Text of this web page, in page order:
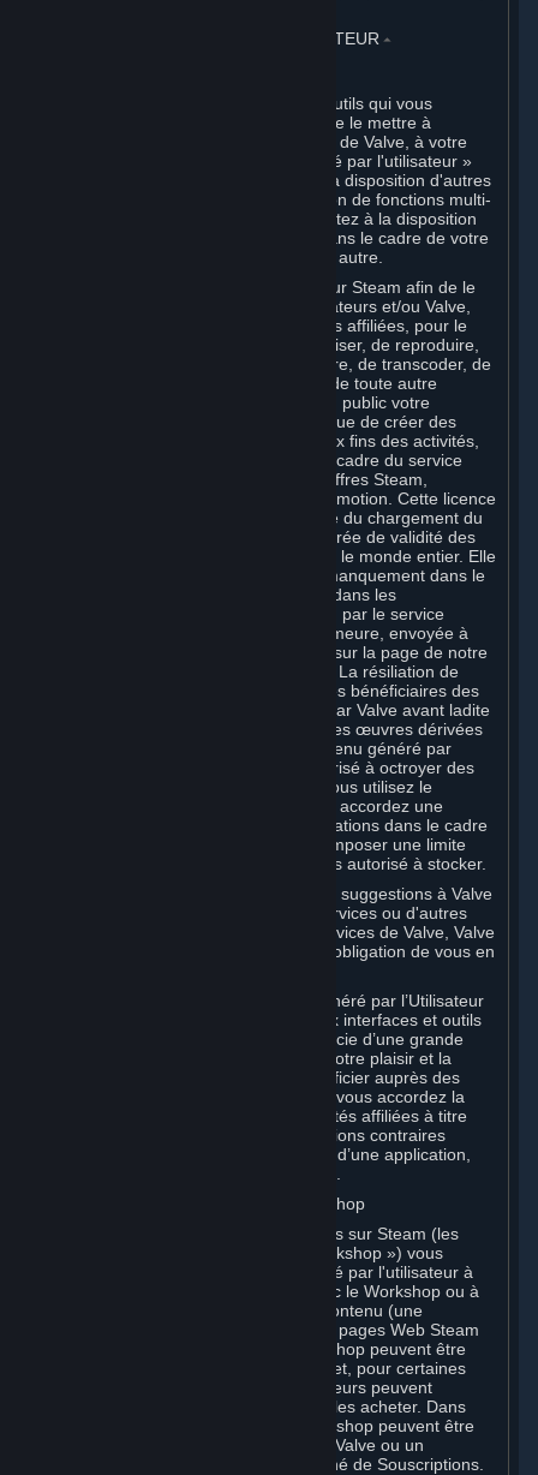
6. CONTENU GÉNÉRÉ PAR L'UTILISATEUR ⏶
Steam propose des interfaces et des outils qui vous
permettent de générer du contenu et de le mettre à
disposition des autres utilisateurs et/ou de Valve, à votre
entière discrétion. Le « Contenu généré par l'utilisateur »
signifie le contenu que vous mettez à la disposition d'autres
joueurs dans le cadre de votre utilisation de fonctions multi-
utilisateurs de Steam, ou que vous mettez à la disposition
de Valve ou de ses sociétés affiliées dans le cadre de votre
utilisation des Contenus et Services ou autre.
Lorsque vous chargez votre contenu sur Steam afin de le
rendre disponible pour les autres utilisateurs et/ou Valve,
vous accordez à Valve et à ses sociétés affiliées, pour le
monde entier, le droit non exclusif d'utiliser, de reproduire,
de modifier, de distribuer, de transmettre, de transcoder, de
traduire, de diffuser, de communiquer de toute autre
manière, et d'afficher et représenter en public votre
Contenu généré par l'utilisateur, ainsi que de créer des
œuvres dérivées à partir de celui-ci, aux fins des activités,
de la distribution, de l'inclusion dans le cadre du service
Steam, des jeux Steam et des autres offres Steam,
Souscriptions comprises, et de leur promotion. Cette licence
est octroyée à Valve au fur et à mesure du chargement du
contenu sur Steam pendant toute la durée de validité des
droits de propriété intellectuelle et pour le monde entier. Elle
peut être résiliée si Valve commet un manquement dans le
cadre de la licence et n'y remédie pas dans les
quatorze (14) jours suivant la réception par le service
juridique de Valve de votre mise en demeure, envoyée à
l'adresse applicable de Valve indiquée sur la page de notre
. La résiliation de
ladite licence n'affecte pas les droits des bénéficiaires des
éventuelles sous-licences concédées par Valve avant ladite
résiliation. Valve est seul propriétaire des œuvres dérivées
créées par Valve à partir de votre Contenu généré par
l'utilisateur, et est par conséquent autorisé à octroyer des
licences sur ces œuvres dérivées. Si vous utilisez le
stockage en cloud de Valve, vous nous accordez une
autorisation de stockage de vos informations dans le cadre
de ce service. Valve est susceptible d'imposer une limite
aux volumes de données que vous êtes autorisé à stocker.
Si vous faites part de commentaires ou suggestions à Valve
concernant Steam, les Contenus et Services ou d'autres
produits, équipements matériels ou services de Valve, Valve
est libre de s'en servir librement, sans obligation de vous en
Vous reconnaissez que le Contenu Généré par l’Utilisateur
que vous chargez sur Steam grâce aux interfaces et outils
mis à votre disposition par Valve bénéficie d’une grande
visibilité et que vous le partagez pour votre plaisir et la
renommée dont il peut vous faire bénéficier auprès des
autres Souscripteurs. Par conséquent, vous accordez la
présente licence à Valve et à ses sociétés affiliées à titre
gratuit, sous réserve de toutes dispositions contraires
prévues par les Conditions spécifiques d’une application,
B. Contenu chargé sur le Steam Workshop
Certains jeux et applications disponibles sur Steam (les
« Applications compatibles avec le Workshop ») vous
permettent de créer du Contenu généré par l'utilisateur à
partir d'une Application compatible avec le Workshop ou à
l'aide de celle-ci, et de soumettre ce Contenu (une
« Contribution au Workshop ») sur des pages Web Steam
Workshop. Les Contributions au Workshop peuvent être
consultées par la communauté Steam et, pour certaines
catégories de Contributions, les utilisateurs peuvent
interagir avec elles, les télécharger ou les acheter. Dans
certains cas, les Contributions au Workshop peuvent être
étudiées à des fins d'incorporation par Valve ou un
développeur tiers à un jeu ou un Marché de Souscriptions.